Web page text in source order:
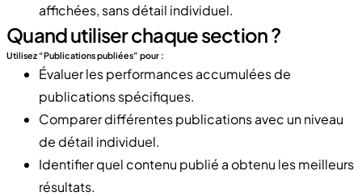
affichées, sans détail individuel.
Quand utiliser chaque section ?
Utilisez “Publications publiées” pour :
Évaluer les performances accumulées de
publications spécifiques.
Comparer différentes publications avec un niveau
de détail individuel.
Identifier quel contenu publié a obtenu les meilleurs
résultats.